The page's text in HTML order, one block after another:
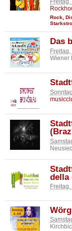
Rock,
Das
Wiener
della